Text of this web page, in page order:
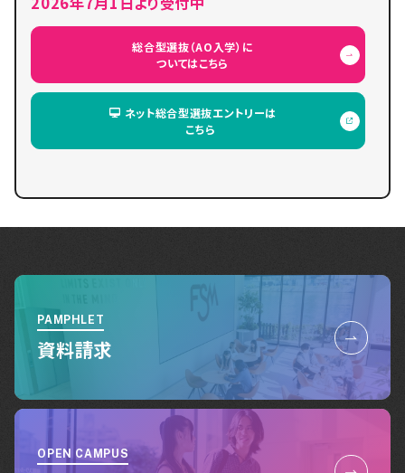
総合型選抜（AO入学）に
ついてはこちら
ネット総合型選抜エントリーは
こちら
PAMPHLET
資料請求
OPEN CAMPUS